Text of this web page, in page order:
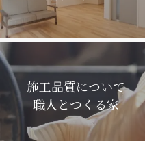
施工品質について
職人とつくる家